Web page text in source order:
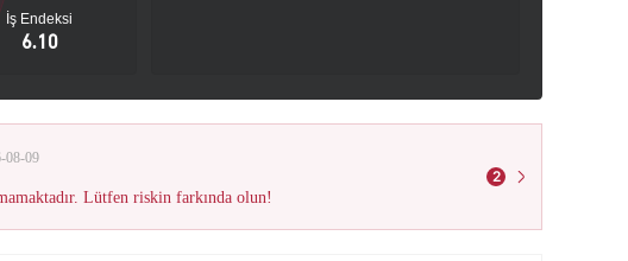
İş Endeksi
6.10
08-09
Lütfen riskin farkında olun!
2